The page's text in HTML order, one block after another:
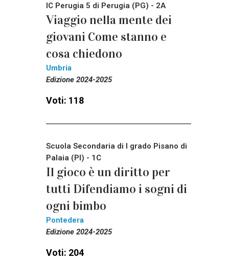
IC Perugia 5 di Perugia (PG) - 2A
Viaggio nella mente dei
giovani Come stanno e
cosa chiedono
Umbria
Edizione 2024-2025
Voti: 118
Scuola Secondaria di I grado Pisano di
Palaia (PI) - 1C
Il gioco è un diritto per
tutti Difendiamo i sogni di
ogni bimbo
Pontedera
Edizione 2024-2025
Voti: 204